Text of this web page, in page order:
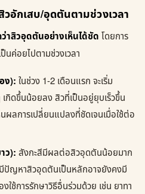
อักเสบ/อุดตันตามช่วงเวลา
าสิวอุดตันอย่างเห็นได้ชัด โดยการ
นค่อยไปตามช่วงเวลา
ง): ในช่วง 1-2 เดือนแรก จะเริ่ม
เกิดขึ้นน้อยลง สิวที่เป็นอยู่ยุบเร็วขึ้น
ผลการเปลี่ยนแปลงที่ชัดเจนเมื่อใช้ต่อ
ว): สังกะสีมีผลต่อสิวอุดตันน้อยมาก
ปัญหาสิวอุดตันเป็นหลักอาจยังคงมี
ใช้การรักษาวิธีอื่นร่วมด้วย เช่น ยาทา